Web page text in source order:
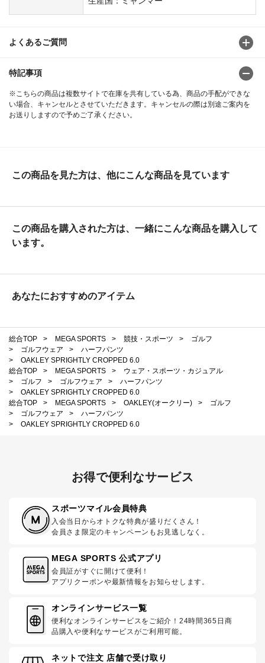
よくあるご質問
特記事項
※こちらの商品は複数サイトで在庫を共有している為、商品の手配ができな
い場合、キャンセルとさせていただきます。キャンセルの際は別途ご案内を
お送りしますので予めご了承ください。
この商品を見た方は、他にこんな商品を見ています
この商品を購入された方は、一緒にこんな商品を購入して
います。
あなたにおすすめのアイテム
総合TOP > MEGA SPORTS > 競技・スポーツ >
ゴルフ
>
ゴルフウェア >
ハーフパンツ
>
OAKLEY SPRIGHTLY CROPPED 6.0
総合TOP
> MEGA SPORTS >
ウェア・スポーツ・カジュアル
>
ゴルフ > ゴルフウェア >
ハーフパンツ
>
OAKLEY SPRIGHTLY CROPPED 6.0
総合TOP
> MEGA SPORTS > OAKLEY(オークリー) >
ゴルフ
>
ゴルフウェア >
ハーフパンツ
>
OAKLEY SPRIGHTLY CROPPED 6.0
お得で便利なサービス
スポーツマイル会員特典
入会当日からオトクな特典が盛りだくさん！
会員さま限定のキャンペーンもお見逃しなく。
MEGA SPORTS 公式アプリ
会員証がすぐに開けて便利！
アプリクーポンや最新情報をお知らせします。
オンラインサービス一覧
便利なオンラインサービスをご紹介！24時間365日商
品購入や便利なサービスがご利用可能。
ネットで注文 店舗で受け取り